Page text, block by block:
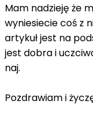
Mam nadzieję że
wyniesiecie coś z
artykuł jest na
jest dobra i
naj.
Pozdrawiam i